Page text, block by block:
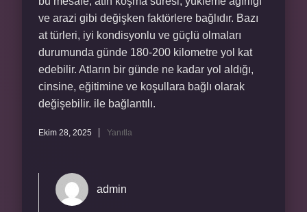
ve arazi gibi değişken faktörlere bağlıdır. Bazı
at türleri, iyi kondisyonlu ve güçlü olmaları
durumunda günde 180-200 kilometre yol kat
edebilir. Atların bir günde ne kadar yol aldığı,
cinsine, eğitimine ve koşullara bağlı olarak
değişebilir. ile bağlantılı.
Ekim 28, 2025 Yanıtla
admin